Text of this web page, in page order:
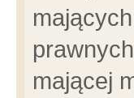
mającej